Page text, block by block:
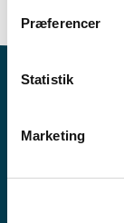
Præferencer
Statistik
Marketing